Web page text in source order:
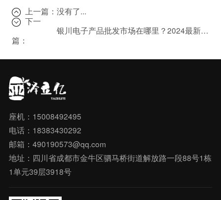
上一篇：没有了...
下一
篇：
银川电子产品批发市场在哪里？2024最新采购指南
座机：15008492495
电话：18383430292
邮箱：490190573@qq.com
地址：四川省成都市金牛区驷马桥街道解放路一段88号1栋
1单元39层3918号